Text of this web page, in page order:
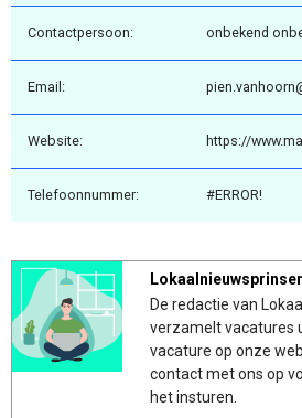
Contactpersoon: onbekend
Email:
Website: https://
Telefoonnummer: #ERROR!
De redactie van
verzamelt vacatures
vacature op onze
contact met ons op
het insturen.